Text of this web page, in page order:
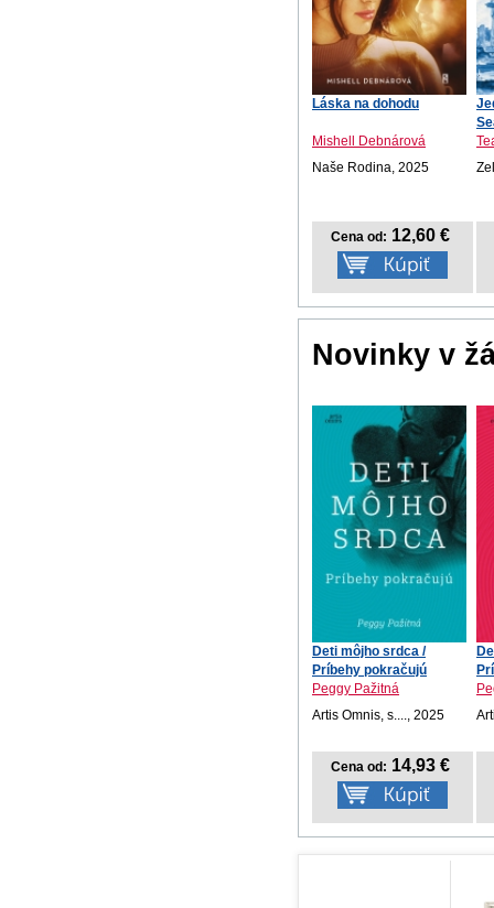
Láska na dohodu
Mishell Debnárová
Naše Rodina, 2025
Cena od: 12,60 €
Novinky v
Deti môjho srdca /
Príbehy pokračujú
Peggy Pažitná
Artis Omnis, s...., 2025
Cena od: 14,93 €